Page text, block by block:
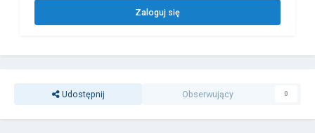
Zaloguj się
Udostępnij Obserwujący 0